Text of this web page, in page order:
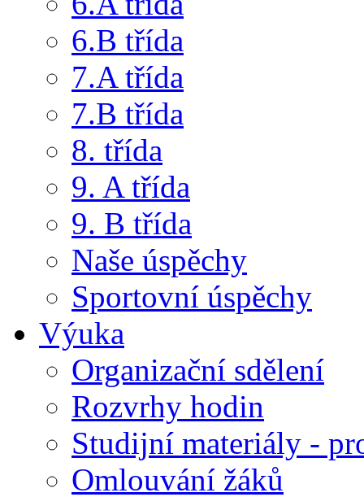
6.B třída
7.A třída
7.B třída
8. třída
9. A třída
9. B třída
Naše úspěchy
Sportovní úspěchy
Výuka
Organizační sdělení
Rozvrhy hodin
Studijní materiály -
Omlouvání žáků